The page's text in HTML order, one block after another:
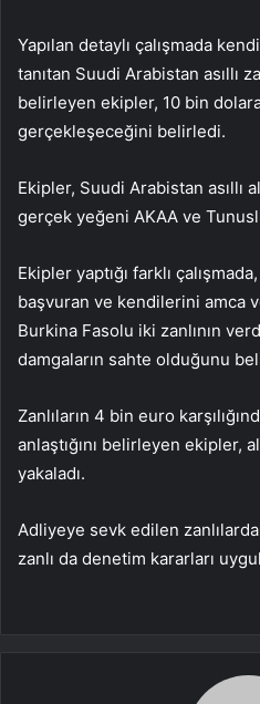
Yapılan detaylı çalışmada
tanıtan Suudi Arabistan asıllı
belirleyen ekipler, 10 bin
gerçekleşeceğini belirledi.
Ekipler, Suudi Arabistan asıllı
gerçek yeğeni AKAA ve
Ekipler yaptığı farklı
başvuran ve kendilerini amca
Burkina Fasolu iki zanlının
damgaların sahte olduğunu
Zanlıların 4 bin euro
anlaştığını belirleyen ekipler,
yakaladı.
Adliyeye sevk edilen
zanlı da denetim kararları